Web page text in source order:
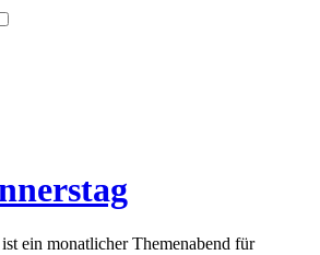
ein monatlicher Themenabend für